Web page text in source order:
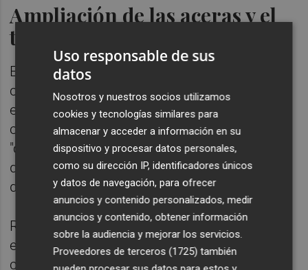
Ampliación de las aceras y el
tráfico
En cuanto a las obras en la parte exterior, la
concejalaJulia Climentha declarado que
está prevista ampliación de las aceras de la
calle de Alacant y el acceso por carril bici,
"como se había acordado, y esperamos que
de esta forma quede una calle mucho más
digna y transitable".
Respecto al tráfico y los vehículos, "todavía
está por ver y plantear" si el acceso por
carretera será únicamente para vecinos y
Uso responsable de sus
datos
Nosotros y nuestros socios utilizamos
cookies y tecnologías similares para
almacenar y acceder a información en su
dispositivo y procesar datos personales,
como su dirección IP, identificadores únicos
y datos de navegación, para ofrecer
anuncios y contenido personalizados, medir
anuncios y contenido, obtener información
sobre la audiencia y mejorar los servicios.
Proveedores de terceros (1725) también